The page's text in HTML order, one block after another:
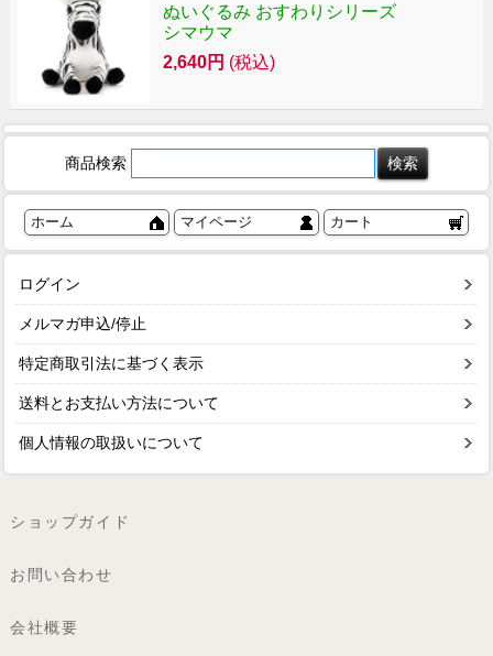
ぬいぐるみ おすわりシリーズ
シマウマ
2,640円 (税込)
商品検索
ホーム マイページ カート
ログイン
メルマガ申込/停止
特定商取引法に基づく表示
送料とお支払い方法について
個人情報の取扱いについて
ショップガイド
お問い合わせ
会社概要